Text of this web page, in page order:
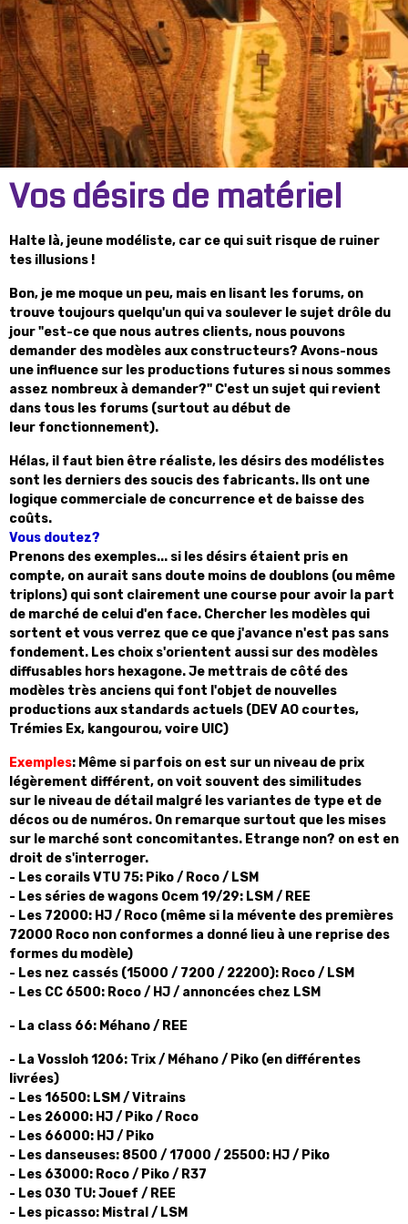
Vos désirs de matériel
Halte là, jeune modéliste, car ce qui suit risque de ruiner
tes illusions !
Bon, je me moque un peu, mais en lisant les forums, on
trouve toujours quelqu'un qui va soulever le sujet drôle du
jour "est-ce que nous autres clients, nous pouvons
demander des modèles aux constructeurs? Avons-nous
une influence sur les productions futures si nous sommes
assez nombreux à demander?" C'est un sujet qui revient
dans tous les forums (surtout au début de
leur fonctionnement).
Hélas, il faut bien être réaliste, les désirs des modélistes
sont les derniers des soucis des fabricants. Ils ont une
logique commerciale de concurrence et de baisse des
coûts.
Vous doutez?
Prenons des exemples... si les désirs étaient pris en
compte, on aurait sans doute moins de doublons (ou même
triplons) qui sont clairement une course pour avoir la part
de marché de celui d'en face. Chercher les modèles qui
sortent et vous verrez que ce que j'avance n'est pas sans
fondement. Les choix s'orientent aussi sur des modèles
diffusables hors hexagone. Je mettrais de côté des
modèles très anciens qui font l'objet de nouvelles
productions aux standards actuels (DEV AO courtes,
Trémies Ex, kangourou, voire UIC)
Exemples: Même si parfois on est sur un niveau de prix
légèrement différent, on voit souvent des similitudes
sur le niveau de détail malgré lesvariantes de type et de
décos ou de numéros. On remarque surtout que les mises
sur le marché sont concomitantes. Etrange non? on est en
droit de s'interroger.
- Les corails VTU 75: Piko / Roco / LSM
- Les séries de wagons Ocem 19/29: LSM / REE
- Les 72000: HJ / Roco (même si la mévente des premières
72000 Roco non conformes a donné lieu à une reprise des
formes du modèle)
- Les nez cassés (15000 / 7200 / 22200): Roco / LSM
- Les CC 6500: Roco / HJ / annoncées chez LSM
- La class 66: Méhano / REE
- La Vossloh 1206: Trix / Méhano / Piko (en différentes
livrées)
- Les 16500: LSM / Vitrains
- Les 26000: HJ / Piko / Roco
- Les 66000: HJ / Piko
- Les danseuses: 8500 / 17000 / 25500: HJ / Piko
- Les 63000: Roco / Piko / R37
- Les 030 TU: Jouef / REE
- Les picasso: Mistral / LSM